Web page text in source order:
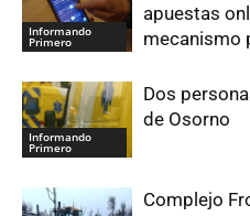
Informando
Primero
apuestas
mecanismo
Informando
Primero
Dos
de Osorno
Complejo